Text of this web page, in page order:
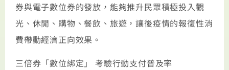
券與電子數位券的發放，能夠推升民眾積極投入觀
光、休閒、購物、餐飲、旅遊，讓後疫情的報復性消
費帶動經濟正向效果。
三倍券「數位綁定」 考驗行動支付普及率